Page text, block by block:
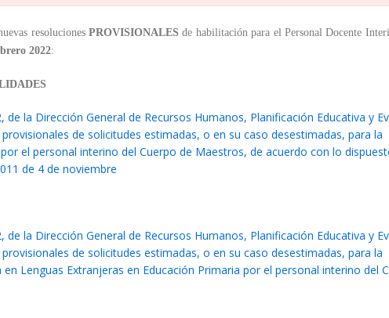
resolucionesPROVISIONALES de habilitación para el Personal Docente
2022:
la Dirección General de Recursos Humanos, Planificación Educativa y
de solicitudes estimadas, o en su caso desestimadas, para la
el personal interino del Cuerpo de Maestros, de acuerdo con lo
de 4 de noviembre
la Dirección General de Recursos Humanos, Planificación Educativa y
de solicitudes estimadas, o en su caso desestimadas, para la
Lenguas Extranjeras en Educación Primaria por el personal interino del